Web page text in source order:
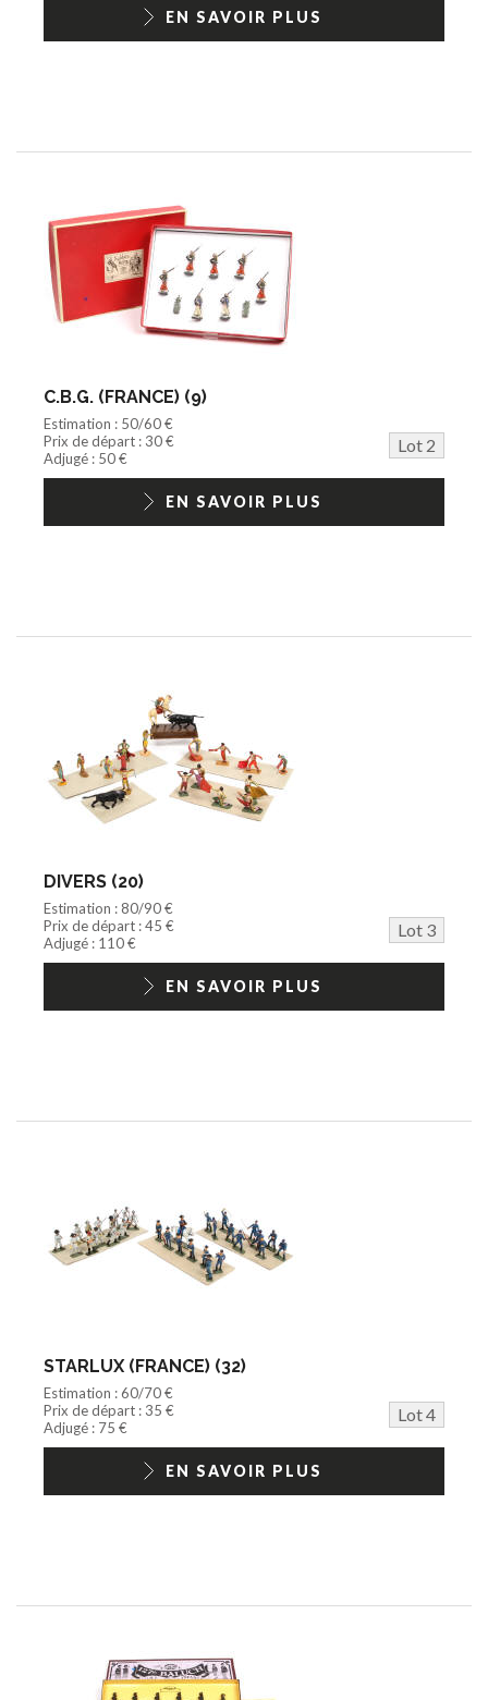
1/18ème moderneEN SAVOIR PLUS
C.B.G. (FRANCE) (9)
Estimation : 50/60 €
Prix de départ : 30 €
Lot 2
Adjugé : 50 €
EN SAVOIR PLUS
DIVERS (20)
Estimation : 80/90 €
Prix de départ : 45 €
Lot 3
Adjugé : 110 €
EN SAVOIR PLUS
STARLUX (FRANCE) (32)
Estimation : 60/70 €
Prix de départ : 35 €
Lot 4
Adjugé : 75 €
EN SAVOIR PLUS